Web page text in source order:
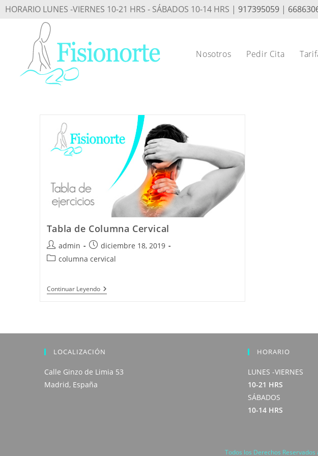
Saltar
HORARIO LUNES -VIERNES 10-21 HRS - SÁBADOS 10-14 HRS | 917395059 |
Nosotros Pedir Cita
Tabla de Columna Cervical
Autor
de
admin
Publicación
de
diciembre 18, 2019
Categoría
entrada:
columna cervical
Continuar LeyendoTabla
De
LOCALIZACIÓN
Calle Ginzo de Limia 53
Madrid, España
HORARIO
LUNES -VIERNES
10-21 HRS
SÁBADOS
10-14 HRS
Todos los Derechos